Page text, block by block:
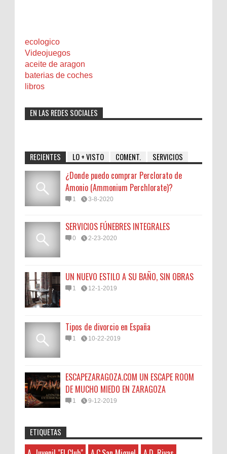
ecologico
Videojuegos
aceite de aragon
baterias de coches
libros
EN LAS REDES SOCIALES
RECIENTES LO + VISTO COMENT. SERVICIOS
¿Donde puedo comprar Perclorato de
Amonio (Ammonium Perchlorate)?
1 3-8-2020
SERVICIOS FÚNEBRES INTEGRALES
0 2-23-2020
UN NUEVO ESTILO A SU BAÑO, SIN OBRAS
1 12-1-2019
Tipos de divorcio en España
1 10-22-2019
ESCAPEZARAGOZA.COM UN ESCAPE ROOM
DE MUCHO MIEDO EN ZARAGOZA
1 9-12-2019
Sorteamos un Lomo Ibérico de Bellota de
Anonymous:
3-7-2026
45N
ETIQUETAS